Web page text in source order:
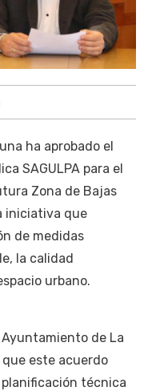
ha aprobado el
SAGULPA para el
Zona de Bajas
iniciativa que
de medidas
la calidad
urbano.
de La
este acuerdo
técnica